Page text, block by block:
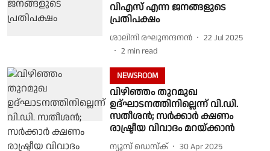
വിഎസ് എന്ന ജനങ്ങളുടെ
പ്രതിപക്ഷം
ശാലിനി രഘുനന്ദനൻ
22 Jul 2025
2 min read
NEWSROOM
വിഴിഞ്ഞം തുറമുഖ
ഉദ്ഘാടനത്തിനില്ലെന്ന് വി.ഡി.
സതീശൻ; സർക്കാർ ക്ഷണം
രാഷ്ട്രീയ വിവാദം മറയ്ക്കാൻ
ന്യൂസ് ഡെസ്ക്
30 Apr 2025